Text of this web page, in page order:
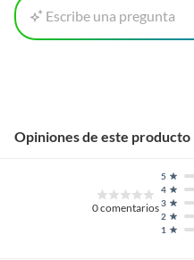
Escribe una pregunta
Opiniones de este producto
0comentarios
1
2
3
4
5